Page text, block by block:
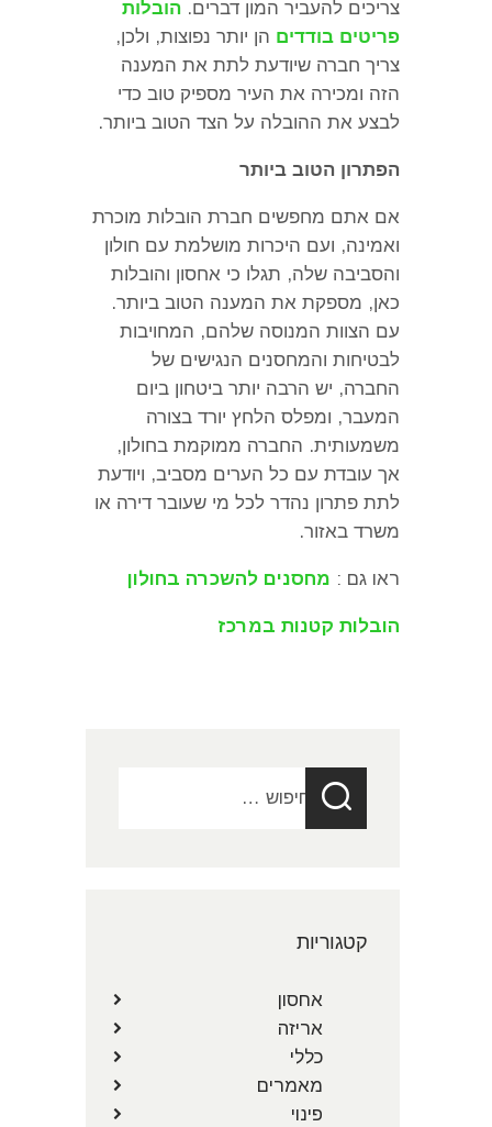
צריכים להעביר המון דברים. הובלות
פריטים בודדים הן יותר נפוצות, ולכן,
צריך חברה שיודעת לתת את המענה
הזה ומכירה את העיר מספיק טוב כדי
לבצע את ההובלה על הצד הטוב ביותר.
הפתרון הטוב ביותר
אם אתם מחפשים חברת הובלות מוכרת
ואמינה, ועם היכרות מושלמת עם חולון
והסביבה שלה, תגלו כי אחסון והובלות
כאן, מספקת את המענה הטוב ביותר.
עם הצוות המנוסה שלהם, המחויבות
לבטיחות והמחסנים הנגישים של
החברה, יש הרבה יותר ביטחון ביום
המעבר, ומפלס הלחץ יורד בצורה
משמעותית. החברה ממוקמת בחולון,
אך עובדת עם כל הערים מסביב, ויודעת
לתת פתרון נהדר לכל מי שעובר דירה או
משרד באזור.
ראו גם : מחסנים להשכרה בחולון
הובלות קטנות במרכז
חיפוש:
קטגוריות
אחסון
אריזה
כללי
מאמרים
פינוי